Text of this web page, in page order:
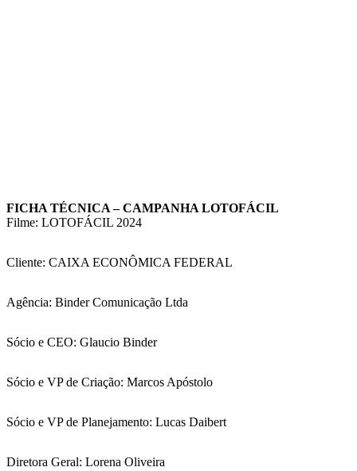
FICHA TÉCNICA – CAMPANHA LOTOFÁCIL
Filme: LOTOFÁCIL 2024
Cliente: CAIXA ECONÔMICA FEDERAL
Agência: Binder Comunicação Ltda
Sócio e CEO: Glaucio Binder
Sócio e VP de Criação: Marcos Apóstolo
Sócio e VP de Planejamento: Lucas Daibert
Diretora Geral: Lorena Oliveira